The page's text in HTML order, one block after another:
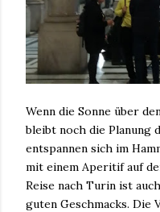
Wenn die Sonne über
bleibt noch die Planung
entspannen sich im
mit einem Aperitif auf
Reise nach Turin ist
guten Geschmacks. Die